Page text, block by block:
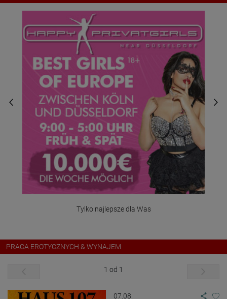
Tylko najlepsze dla Was
PRACA EROTYCZNYCH & WYNAJEM
1 od 1
07.08.